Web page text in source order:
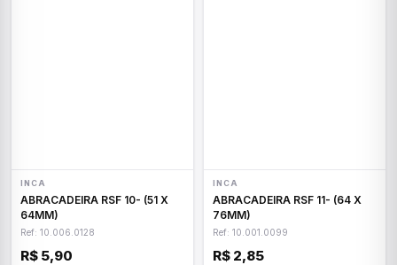
INCA
ABRACADEIRA RSF 10- (51 X
64MM)
Ref: 10.006.0128
R$ 5,90
INCA
ABRACADEIRA RSF 11- (64 X
76MM)
Ref: 10.001.0099
R$ 2,85